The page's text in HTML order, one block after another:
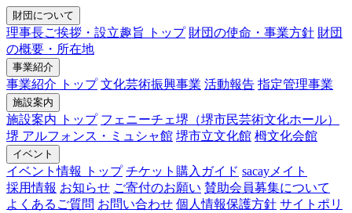
財団について
理事長ご挨拶・設立趣旨 トップ 財団の使命・事業方針 財団
の概要・所在地
事業紹介
事業紹介 トップ 文化芸術振興事業 活動報告 指定管理事業
施設案内
施設案内 トップ フェニーチェ堺（堺市民芸術文化ホール）
堺 アルフォンス・ミュシャ館 堺市立文化館 栂文化会館
イベント
イベント情報 トップ チケット購入ガイド sacayメイト
採用情報 お知らせ ご寄付のお願い 賛助会員募集について
よくあるご質問 お問い合わせ 個人情報保護方針 サイトポリ